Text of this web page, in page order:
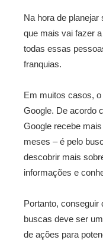
Na hora de planejar
que mais vai fazer
todas essas
franquias.
Em muitos casos,
Google. De acordo
Google recebe
meses – é pelo
descobrir mais
informações e
Portanto, conseguir
buscas deve ser
de ações para